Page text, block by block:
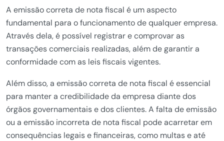
A emissão correta de nota fiscal é um aspecto
fundamental para o funcionamento de qualquer empresa.
Através dela, é possível registrar e comprovar as
transações comerciais realizadas, além de garantir a
conformidade com as leis fiscais vigentes.
Além disso, a emissão correta de nota fiscal é essencial
para manter a credibilidade da empresa diante dos
órgãos governamentais e dos clientes. A falta de emissão
ou a emissão incorreta de nota fiscal pode acarretar em
consequências legais e financeiras, como multas e até